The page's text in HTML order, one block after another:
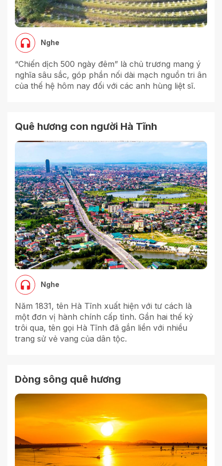
Nghe
“Chiến dịch 500 ngày đêm” là chủ trương mang ý
nghĩa sâu sắc, góp phần nối dài mạch nguồn tri ân
của thế hệ hôm nay đối với các anh hùng liệt sĩ.
Quê hương con người Hà Tĩnh
Nghe
Năm 1831, tên Hà Tĩnh xuất hiện với tư cách là
một đơn vị hành chính cấp tỉnh. Gần hai thế kỷ
trôi qua, tên gọi Hà Tĩnh đã gắn liền với nhiều
trang sử vẻ vang của dân tộc.
Dòng sông quê hương